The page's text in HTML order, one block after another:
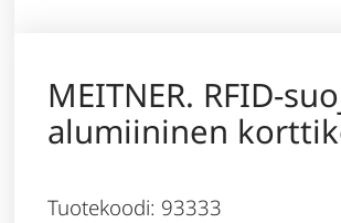
MEITNER. RFID-
alumiininen
Tuotekoodi: 93333